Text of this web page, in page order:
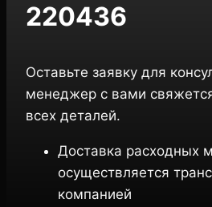
220436
Оставьте заявку для
менеджер с вами
всех деталей.
Доставка расходных
осуществляется
компанией